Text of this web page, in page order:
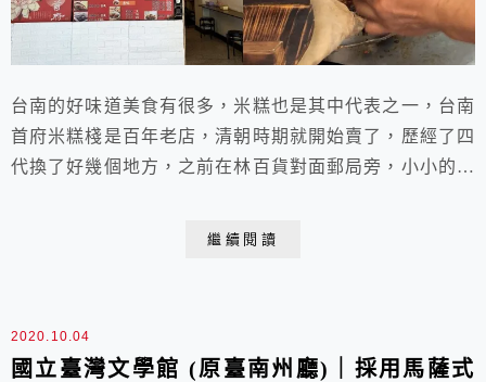
台南的好味道美食有很多，米糕也是其中代表之一，台南
首府米糕棧是百年老店，清朝時期就開始賣了，歷經了四
代換了好幾個地方，之前在林百貨對面郵局旁，小小的屋
繼續閱讀
2020.10.04
國立臺灣文學館 (原臺南州廳)｜採用馬薩式